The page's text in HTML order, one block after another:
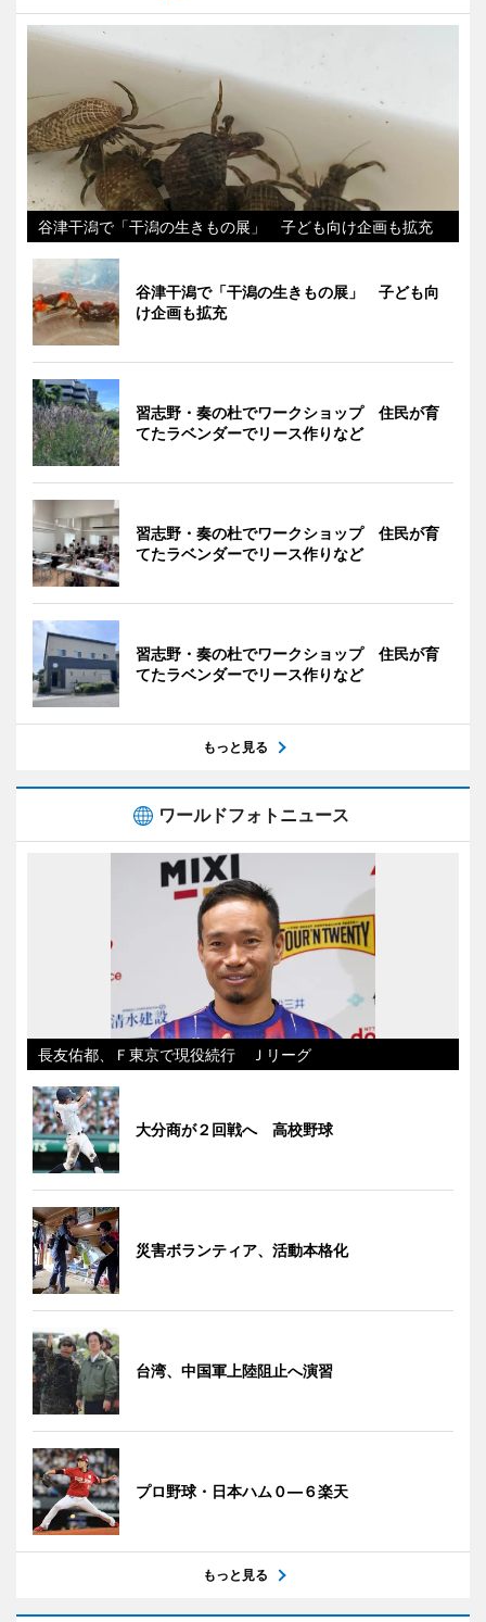
谷津干潟で「干潟の生きもの展」 子ども向け企画も拡充
谷津干潟で「干潟の生きもの展」 子ども向
け企画も拡充
習志野・奏の杜でワークショップ 住民が育
てたラベンダーでリース作りなど
習志野・奏の杜でワークショップ 住民が育
てたラベンダーでリース作りなど
習志野・奏の杜でワークショップ 住民が育
てたラベンダーでリース作りなど
もっと見る
ワールドフォトニュース
長友佑都、Ｆ東京で現役続行 Ｊリーグ
大分商が２回戦へ 高校野球
災害ボランティア、活動本格化
台湾、中国軍上陸阻止へ演習
プロ野球・日本ハム０―６楽天
もっと見る